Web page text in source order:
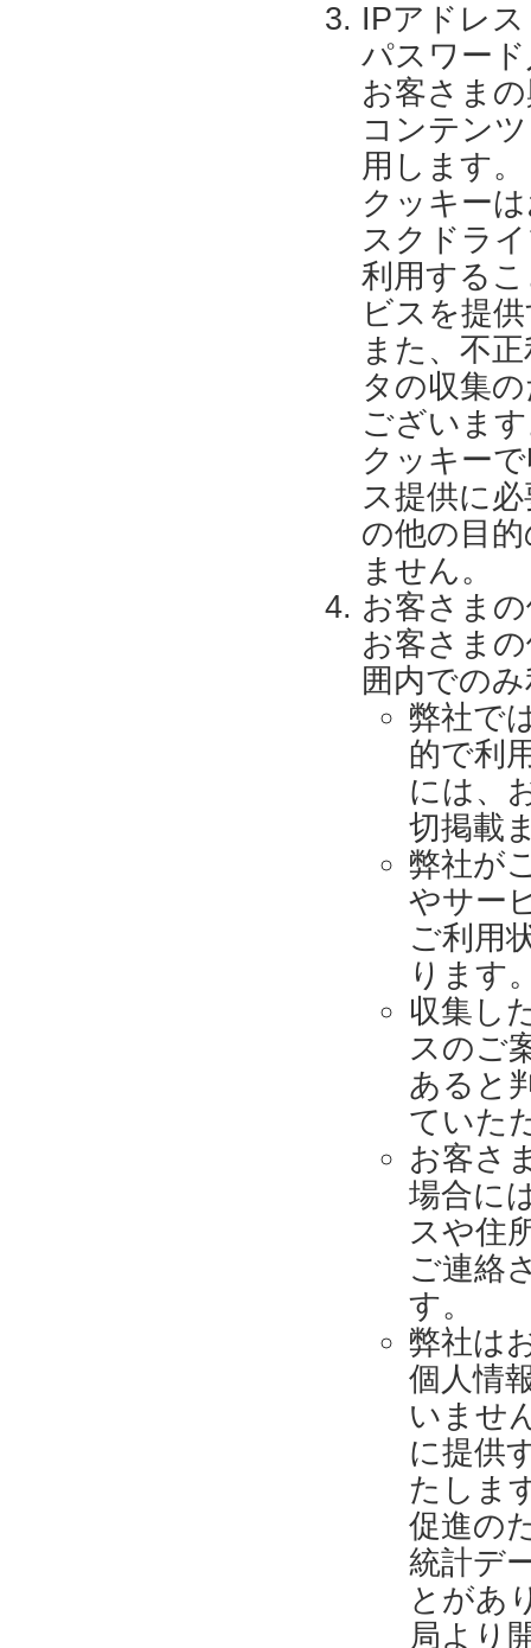
IPアドレ
パスワー
お客さま
コンテン
用します。
クッキー
スクドラ
利用する
ビスを提
また、不
タの収集
ございま
クッキー
ス提供に
の他の目
ません。
お客さま
お客さま
囲内での
弊社で
的で利
には、
切掲載
弊社が
やサー
ご利用
ります
収集し
スのご
あると
ていた
お客さ
場合に
スや住
ご連絡
す。
弊社は
個人情
いませ
に提供
たしま
促進の
統計デ
とがあ
局より